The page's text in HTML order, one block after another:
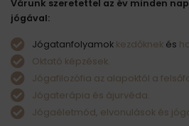
Várunk szeretettel az év minden
jógával:
Jógatanfolyamok kezdőknek és
Oktató képzések.
Jógafilozófia az alapoktól a
Jógaterápia és ájurvéda.
Jógaéletmód, elvonulások és